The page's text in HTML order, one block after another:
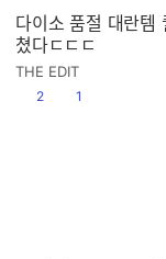
다이소 품절 대란템
쳤다ㄷㄷㄷ
THE EDIT
공감
2 1